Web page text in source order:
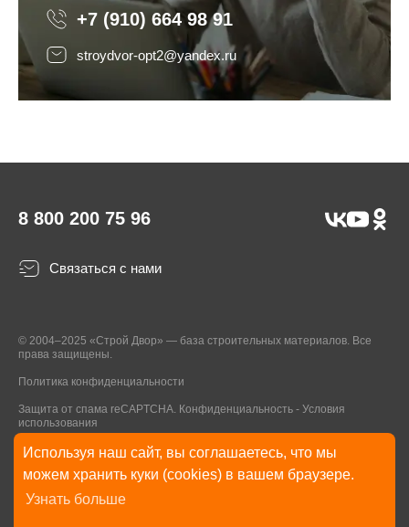
Используя наш сайт, вы соглашаетесь, что мы
можем хранить куки (cookies) в вашем браузере.
Узнать больше
+7 (910) 664 98 91
stroydvor-opt2@yandex.ru
8 800 200 75 96
Связаться с нами
© 2004–2025 «Строй Двор» — база строительных материалов. Все
права защищены.
Политика конфиденциальности
Защита от спама reCAPTCHA. Конфиденциальность - Условия
использования
* Указанные на Сайте цены, комплектации, описания и технические
характеристики могут быть изменены в любое время без уведомления
пользователей Сайта. Внешний вид товаров и упаковки может